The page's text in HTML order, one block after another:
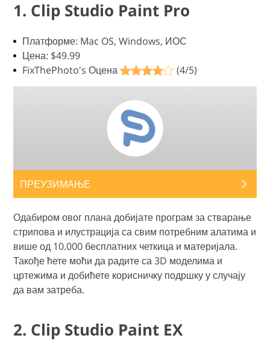
1. Clip Studio Paint Pro
Платформе: Mac OS, Windows, ИОС
Цена: $49.99
FixThePhoto's Оцена
(4/5)
ПРЕУЗИМАЊЕ
Одабиром овог плана добијате програм за стварање
стрипова и илустрација са свим потребним алатима и
више од 10.000 бесплатних четкица и материјала.
Такође ћете моћи да радите са 3D моделима и
цртежима и добићете корисничку подршку у случају
да вам затреба.
2. Clip Studio Paint EX